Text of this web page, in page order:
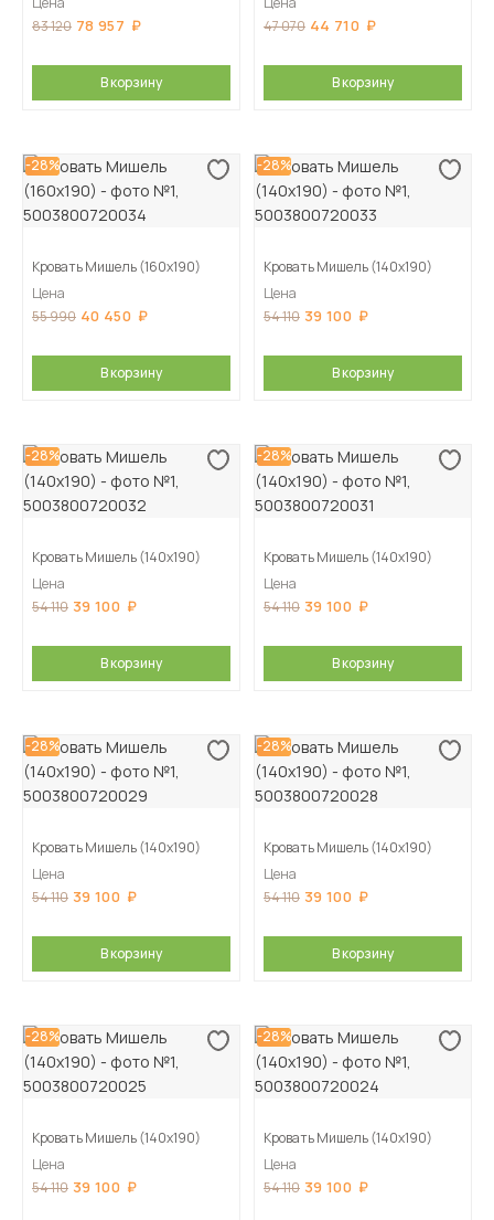
83 120 78 957
В корзину
47 070 44 710
В корзину
-28%
Кровать Мишель (160х190)
Цена
55 990 40 450
В корзину
-28%
Кровать Мишель (140х190)
Цена
54 110 39 100
В корзину
-28%
Кровать Мишель (140х190)
Цена
54 110 39 100
В корзину
-28%
Кровать Мишель (140х190)
Цена
54 110 39 100
В корзину
-28%
Кровать Мишель (140х190)
Цена
54 110 39 100
В корзину
-28%
Кровать Мишель (140х190)
Цена
54 110 39 100
В корзину
-28%
Кровать Мишель (140х190)
Цена
54 110 39 100
-28%
Кровать Мишель (140х190)
Цена
54 110 39 100